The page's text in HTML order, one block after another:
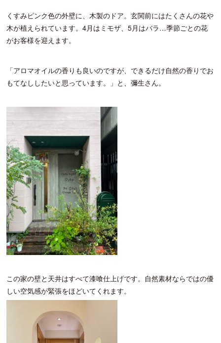
くすみピンク色の外壁に、木製のドア。玄関前にはたくさんの花や
木が植えられています。4月はミモザ、5月はバラ…季節ごとの花
がお客様を迎えます。
「アロマオイルの香りも良いのですが、できるだけ自然の香りでお
もてなししたいと思っています。」と、彌生さん。
この家の壁と天井はすべて漆喰仕上げです。自然素材ならではの優
しい空気感が緊張をほどいてくれます。